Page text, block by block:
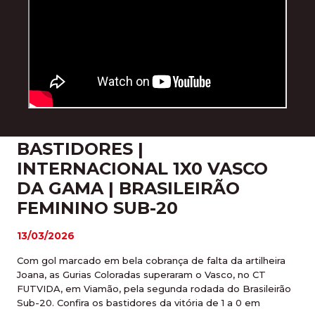
BASTIDORES |
INTERNACIONAL 1X0 VASCO
DA GAMA | BRASILEIRÃO
FEMININO SUB-20
13/03/2026
Com gol marcado em bela cobrança de falta da artilheira
Joana, as Gurias Coloradas superaram o Vasco, no CT
FUTVIDA, em Viamão, pela segunda rodada do Brasileirão
Sub-20. Confira os bastidores da vitória de 1 a 0 em